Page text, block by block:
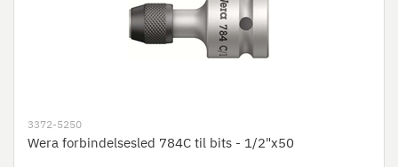
3372-5250
Wera forbindelsesled 784C til bits - 1/2"x50